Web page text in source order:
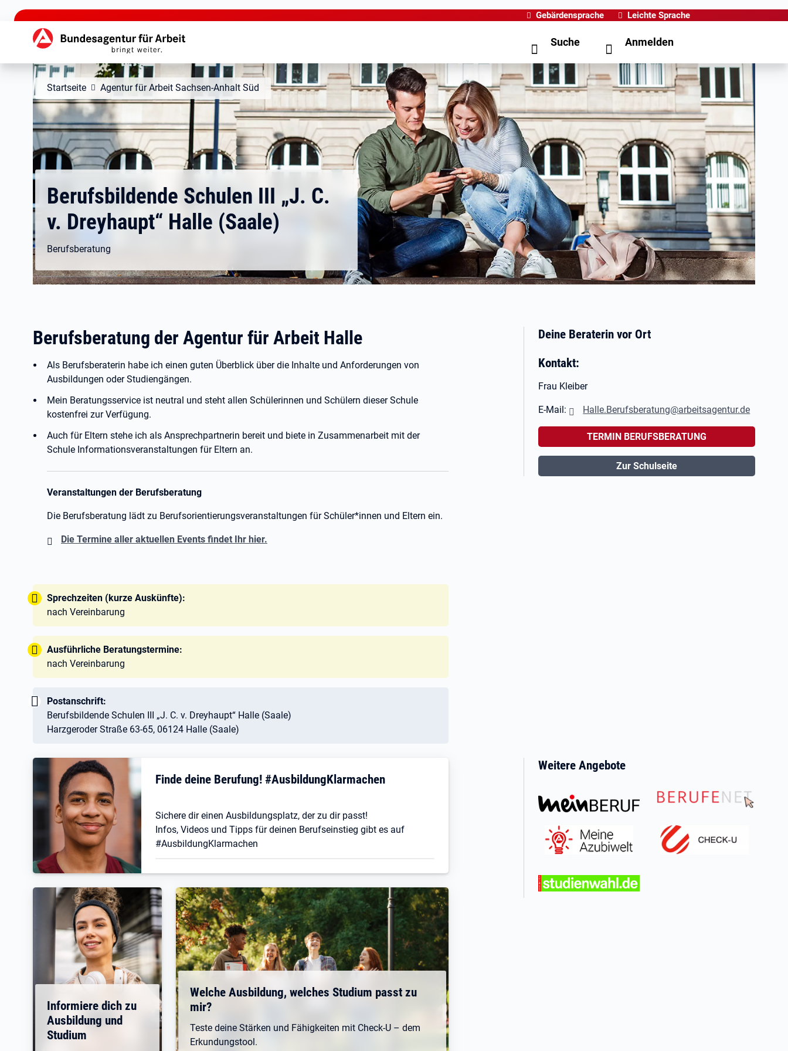
zu den Hauptinhalten springen
Gebärdensprache Leichte Sprache
Hauptnavigation Suche Anmelden
Startseite Agentur für Arbeit Sachsen-Anhalt Süd
Berufsbildende Schulen III „J. C.
v. Dreyhaupt“ Halle (Saale)
Berufsberatung
Berufsberatung der Agentur für Arbeit Halle
Als Berufsberaterin habe ich einen guten Überblick über die Inhalte und Anforderungen von
Ausbildungen oder Studiengängen.
Mein Beratungsservice ist neutral und steht allen Schülerinnen und Schülern dieser Schule
kostenfrei zur Verfügung.
Auch für Eltern stehe ich als Ansprechpartnerin bereit und biete in Zusammenarbeit mit der
Schule Informationsveranstaltungen für Eltern an.
Veranstaltungen der Berufsberatung
Die Berufsberatung lädt zu Berufsorientierungsveranstaltungen für Schüler*innen und Eltern ein.
Die Termine aller aktuellen Events findet Ihr hier.
Tipp:
Sprechzeiten (kurze Auskünfte):
nach Vereinbarung
Tipp:
Ausführliche Beratungstermine:
nach Vereinbarung
Wichtig:
Postanschrift:
Berufsbildende Schulen III „J. C. v. Dreyhaupt“ Halle (Saale)
Harzgeroder Straße 63-65, 06124 Halle (Saale)
Deine Beraterin vor Ort
Kontakt:
Frau Kleiber
E-Mail: Halle.Berufsberatung@arbeitsagentur.de
TERMIN BERUFSBERATUNG
Zur Schulseite
Finde deine Berufung! #AusbildungKlarmachen
Sichere dir einen Ausbildungsplatz, der zu dir passt!
Infos, Videos und Tipps für deinen Berufseinstieg gibt es auf
#AusbildungKlarmachen
Informiere dich zu
Ausbildung und
Studium
Welche Ausbildung, welches Studium passt zu
mir?
Teste deine Stärken und Fähigkeiten mit Check-U – dem
Erkundungstool.
Weitere Angebote